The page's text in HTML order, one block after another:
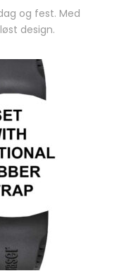
og fest. Med
design.